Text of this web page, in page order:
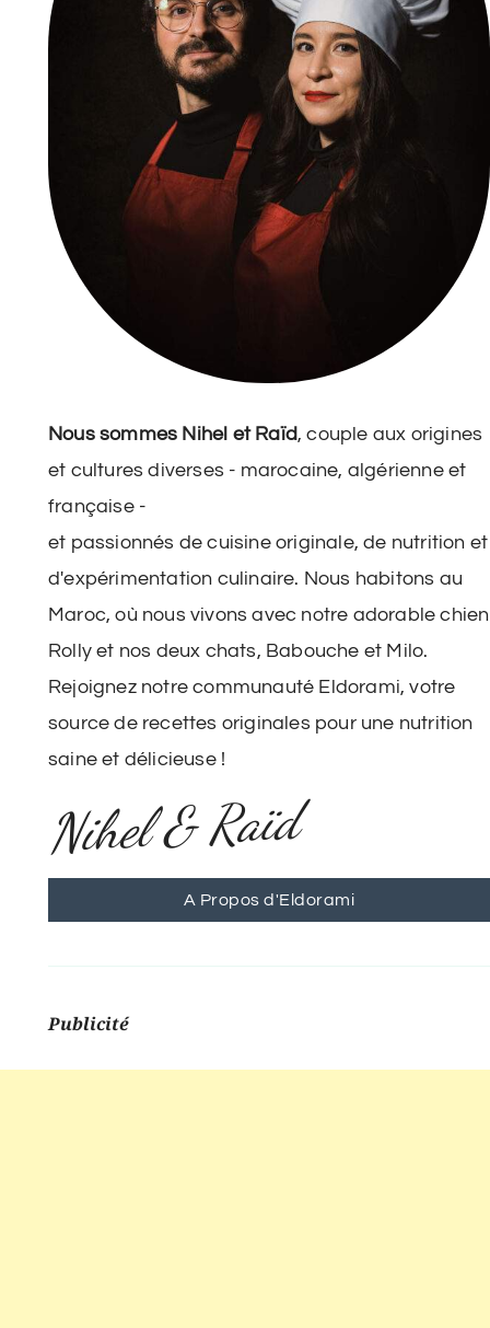
Nous sommes Nihel et Raïd, couple aux origines
et cultures diverses - marocaine, algérienne et
française -
et passionnés de cuisine originale, de nutrition et
d'expérimentation culinaire. Nous habitons au
Maroc, où nous vivons avec notre adorable chien
Rolly et nos deux chats, Babouche et Milo.
Rejoignez notre communauté Eldorami, votre
source de recettes originales pour une nutrition
saine et délicieuse !
Nihel & Raïd
A Propos d'Eldorami
Publicité